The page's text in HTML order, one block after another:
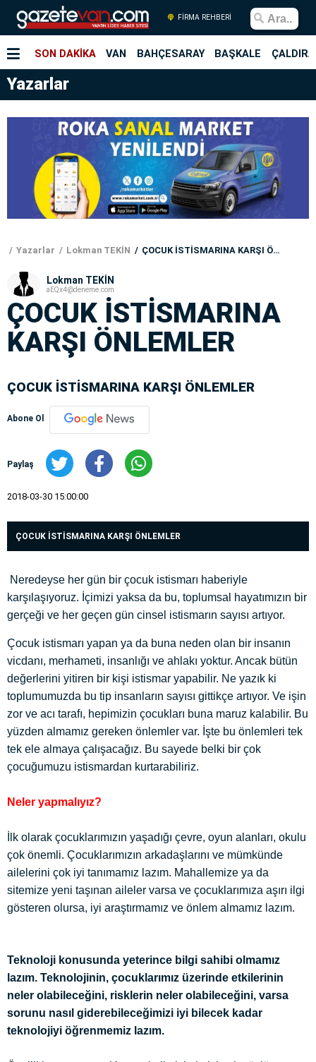
FİRMA REHBERİ
SON DAKİKA VAN BAHÇESARAY BAŞKALE
Yazarlar
Yazarlar Lokman TEKİN ÇOCUK İSTİSMARINA KARŞI ÖNLEMLER
Lokman TEKİN
aEQx4@deneme.com
ÇOCUK İSTİSMARINA
KARŞI ÖNLEMLER
ÇOCUK İSTİSMARINA KARŞI ÖNLEMLER
Abone Ol
Paylaş
2018-03-30 15:00:00
ÇOCUK İSTİSMARINA KARŞI ÖNLEMLER
Neredeyse her gün bir çocuk istismarı haberiyle
karşılaşıyoruz. İçimizi yaksa da bu, toplumsal hayatımızın bir
gerçeği ve her geçen gün cinsel istismarın sayısı artıyor.
Çocuk istismarı yapan ya da buna neden olan bir insanın
vicdanı, merhameti, insanlığı ve ahlakı yoktur. Ancak bütün
değerlerini yitiren bir kişi istismar yapabilir. Ne yazık ki
toplumumuzda bu tip insanların sayısı gittikçe artıyor. Ve işin
zor ve acı tarafı, hepimizin çocukları buna maruz kalabilir. Bu
yüzden almamız gereken önlemler var. İşte bu önlemleri tek
tek ele almaya çalışacağız. Bu sayede belki bir çok
çocuğumuzu istismardan kurtarabiliriz.
Neler yapmalıyız?
İlk olarak çocuklarımızın yaşadığı çevre, oyun alanları, okulu
çok önemli. Çocuklarımızın arkadaşlarını ve mümkünde
ailelerini çok iyi tanımamız lazım. Mahallemize ya da
sitemize yeni taşınan aileler varsa ve çocuklarımıza aşırı ilgi
gösteren olursa, iyi araştırmamız ve önlem almamız lazım.
Teknoloji konusunda yeterince bilgi sahibi olmamız
lazım. Teknolojinin, çocuklarımız üzerinde etkilerinin
neler olabileceğini, risklerin neler olabileceğini, varsa
sorunu nasıl giderebileceğimizi iyi bilecek kadar
teknolojiyi öğrenmemiz lazım.